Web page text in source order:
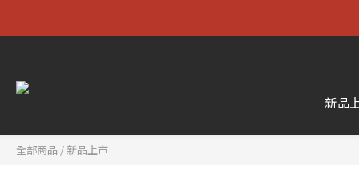
新品
全部商品 /新品上市